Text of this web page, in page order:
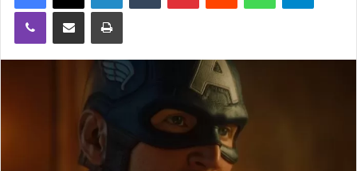
Viber Compartir vía email Imprimir